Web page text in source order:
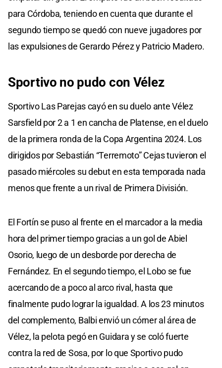
para Córdoba, teniendo en cuenta que durante el
segundo tiempo se quedó con nueve jugadores por
las expulsiones de Gerardo Pérez y Patricio Madero.
Sportivo no pudo con Vélez
Sportivo Las Parejas cayó en su duelo ante Vélez
Sarsfield por 2 a 1 en cancha de Platense, en el duelo
de la primera ronda de la Copa Argentina 2024. Los
dirigidos por Sebastián “Terremoto” Cejas tuvieron el
pasado miércoles su debut en esta temporada nada
menos que frente a un rival de Primera División.
El Fortín se puso al frente en el marcador a la media
hora del primer tiempo gracias a un gol de Abiel
Osorio, luego de un desborde por derecha de
Fernández. En el segundo tiempo, el Lobo se fue
acercando de a poco al arco rival, hasta que
finalmente pudo lograr la igualdad. A los 23 minutos
del complemento, Balbi envió un córner al área de
Vélez, la pelota pegó en Guidara y se coló fuerte
contra la red de Sosa, por lo que Sportivo pudo